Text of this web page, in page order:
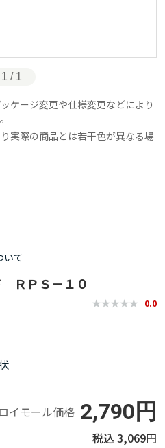
1 / 1
ケージ変更や仕様変更などにより
実際の商品とは若干色が異なる場
いて
ＲＰＳ－１０
0.0
ロイモール価格 2,790円
3,069円